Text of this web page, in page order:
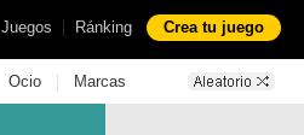
Juegos | Ránking Crea tu juego
Ocio | Marcas